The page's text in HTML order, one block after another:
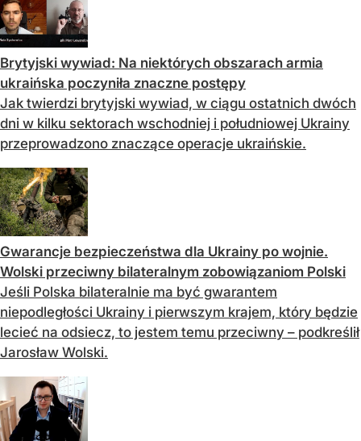
Brytyjski wywiad: Na niektórych obszarach armia
ukraińska poczyniła znaczne postępy
Jak twierdzi brytyjski wywiad, w ciągu ostatnich dwóch
dni w kilku sektorach wschodniej i południowej Ukrainy
przeprowadzono znaczące operacje ukraińskie.
Gwarancje bezpieczeństwa dla Ukrainy po wojnie.
Wolski przeciwny bilateralnym zobowiązaniom Polski
Jeśli Polska bilateralnie ma być gwarantem
niepodległości Ukrainy i pierwszym krajem, który będzie
lecieć na odsiecz, to jestem temu przeciwny – podkreślił
Jarosław Wolski.